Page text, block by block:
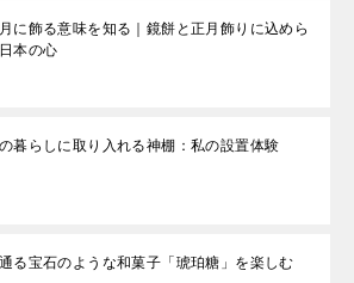
に飾る意味を知る｜鏡餅と正月飾りに込めら
本の心
暮らしに取り入れる神棚：私の設置体験
る宝石のような和菓子「琥珀糖」を楽しむ